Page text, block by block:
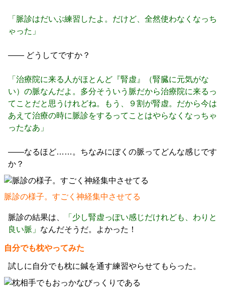
「脈診はだいぶ練習したよ。だけど、全然使わなくなっち
ゃった」
―― どうしてですか？
「治療院に来る人がほとんど『腎虚』（腎臓に元気がな
い）の脈なんだよ。多分そういう脈だから治療院に来るっ
てことだと思うけれどね。もう、９割が腎虚。だから今は
あえて治療の時に脈診をするってことはやらなくなっちゃ
ったなあ」
――なるほど……。ちなみにぼくの脈ってどんな感じです
か？
脈診の様子。すごく神経集中させてる
脈診の結果は、
「少し腎虚っぽい感じだけれども、わりと
良い脈」 なんだそうだ。よかった！
自分でも枕やってみた
試しに自分でも枕に鍼を通す練習やらせてもらった。